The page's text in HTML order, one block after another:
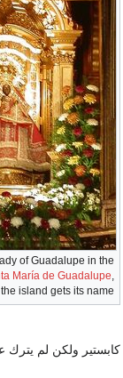
of Guadalupe in the
María de Guadalupe
island gets its name
كابستير ولكن لم يترك